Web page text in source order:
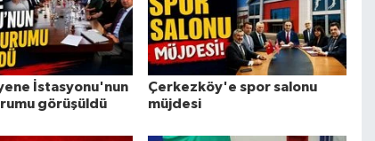
İstasyonu'nun
görüşüldü
Çerkezköy'e spor salonu
müjdesi